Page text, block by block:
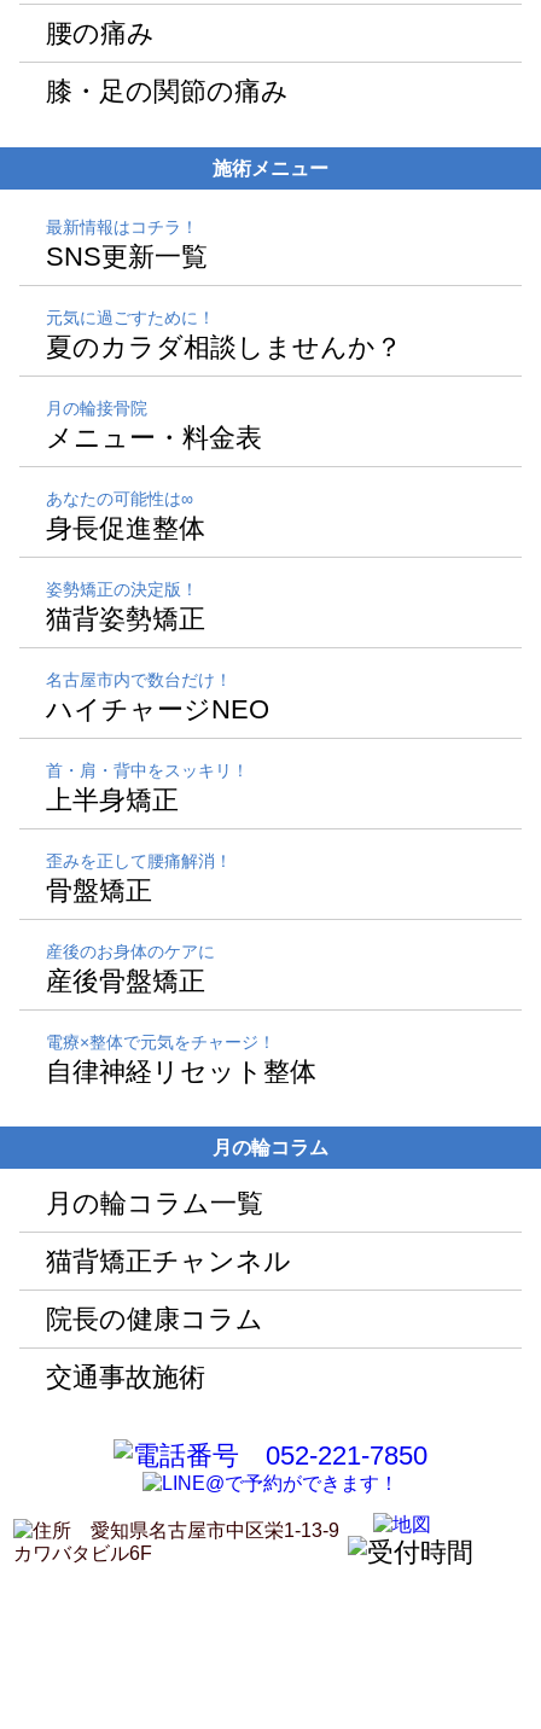
腰の痛み
膝・足の関節の痛み
施術メニュー
最新情報はコチラ！
SNS更新一覧
元気に過ごすために！
夏のカラダ相談しませんか？
月の輪接骨院
メニュー・料金表
あなたの可能性は∞
身長促進整体
姿勢矯正の決定版！
猫背姿勢矯正
名古屋市内で数台だけ！
ハイチャージNEO
首・肩・背中をスッキリ！
上半身矯正
歪みを正して腰痛解消！
骨盤矯正
産後のお身体のケアに
産後骨盤矯正
電療×整体で元気をチャージ！
自律神経リセット整体
月の輪コラム
月の輪コラム一覧
猫背矯正チャンネル
院長の健康コラム
交通事故施術